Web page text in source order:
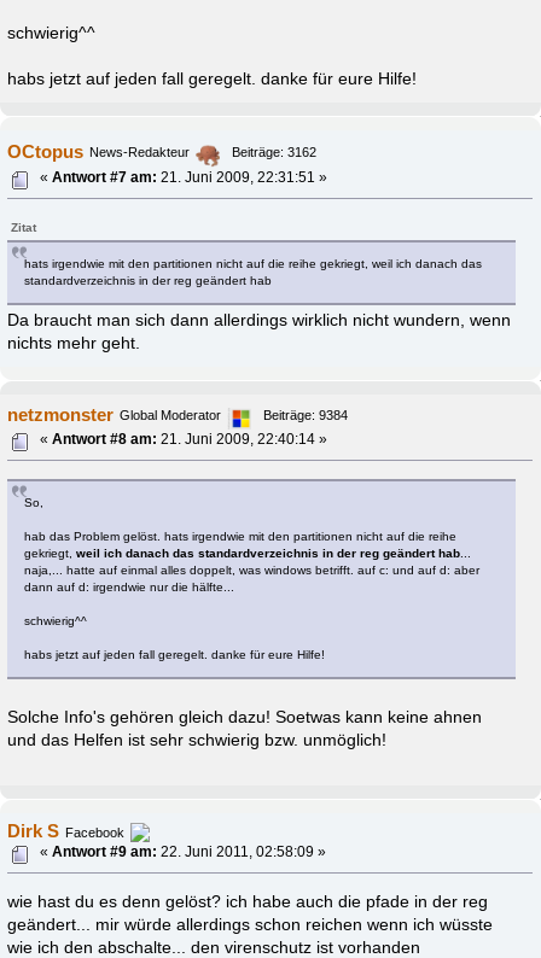
schwierig^^
habs jetzt auf jeden fall geregelt. danke für eure Hilfe!
OCtopus News-Redakteur
Beiträge: 3162
«Antwort #7 am: 21. Juni 2009, 22:31:51 »
Zitat
hats irgendwie mit den partitionen nicht auf die reihe gekriegt, weil ich danach das
standardverzeichnis in der reg geändert hab
Da braucht man sich dann allerdings wirklich nicht wundern, wenn
nichts mehr geht.
netzmonster Global Moderator
Beiträge: 9384
«Antwort #8 am: 21. Juni 2009, 22:40:14 »
So,
hab das Problem gelöst. hats irgendwie mit den partitionen nicht auf die reihe
gekriegt,weil ich danach das standardverzeichnis in der reg geändert hab
naja,... hatte auf einmal alles doppelt, was windows betrifft. auf c: und auf d: aber
dann auf d: irgendwie nur die hälfte...
schwierig^^
habs jetzt auf jeden fall geregelt. danke für eure Hilfe!
Solche Info's gehören gleich dazu! Soetwas kann keine ahnen
und das Helfen ist sehr schwierig bzw. unmöglich!
Dirk S Facebook
«Antwort #9 am: 22. Juni 2011, 02:58:09 »
wie hast du es denn gelöst? ich habe auch die pfade in der reg
geändert... mir würde allerdings schon reichen wenn ich wüsste
wie ich den abschalte... den virenschutz ist vorhanden